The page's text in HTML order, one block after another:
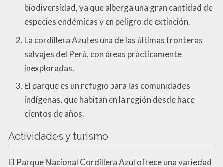
biodiversidad, ya que alberga una gran cantidad de
especies endémicas y en peligro de extinción.
La cordillera Azul es una de las últimas fronteras
salvajes del Perú, con áreas prácticamente
inexploradas.
El parque es un refugio para las comunidades
indígenas, que habitan en la región desde hace
cientos de años.
Actividades y turismo
El Parque Nacional Cordillera Azul ofrece una variedad